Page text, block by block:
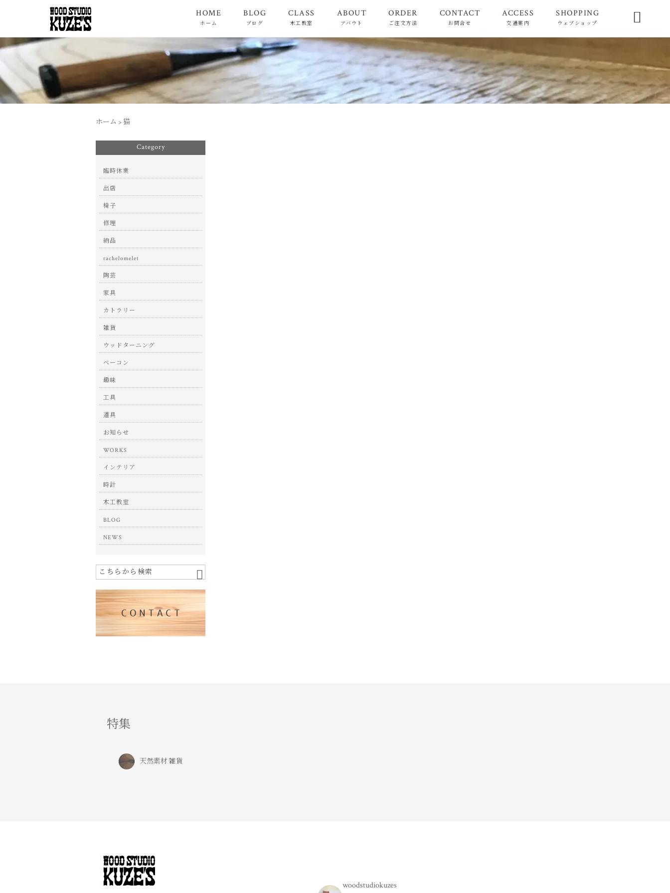
HOME
ホーム
BLOG
ブログ
CLASS
木工教室
ABOUT
アバウト
ORDER
ご注文方法
CONTACT
お問合せ
ACCESS
交通案内
SHOPPING
ウェブショップ 
ホーム >猫
Category
臨時休業
出店
椅子
修理
納品
rachelomelet
陶芸
家具
カトラリー
雑貨
ウッドターニング
ベーコン
趣味
工具
道具
お知らせ
WORKS
インテリア
時計
木工教室
BLOG
NEWS
特集
天然素材 雑貨
woodstudiokuzes